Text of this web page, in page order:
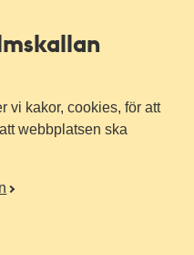
vi kakor, cookies, för att
webbplatsen ska